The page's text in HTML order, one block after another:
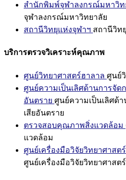
สำนักพิมพ์จุฬาลงกรณ์มหาวิท
จุฬาลงกรณ์มหาวิทยาลัย
สถานีวิทยุแห่งจุฬาฯ สถานีวิท
บริการตรวจวิเคราะห์คุณภาพ
ศูนย์วิทยาศาสตร์ฮาลาล ศูนย์
ศูนย์ความเป็นเลิศด้านการจัด
อันตราย ศูนย์ความเป็นเลิศด้
เสียอันตราย
ตรวจสอบคุณภาพสิ่งแวดล้อม
แวดล้อม
ศูนย์เครื่องมือวิจัยวิทยาศาสต
ศูนย์เครื่องมือวิจัยวิทยาศาสต